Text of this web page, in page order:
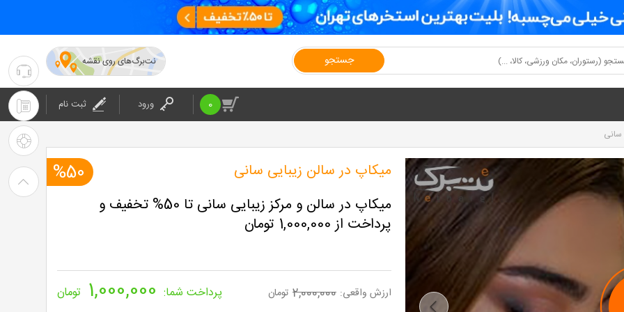
جستجو نت‌برگ‌های روی نقشه
0 ورود ثبت نام
سانی
%50
میکاپ در سالن زیبایی سانی
میکاپ در سالن و مرکز زیبایی سانی تا 50% تخفیف و
پرداخت از 1,000,000 تومان
ارزش واقعی: 2,000,000 تومان پرداخت شما: 1,000,000 تومان
۰۲۱-۴۲۰۲۴
:
پشتیبانی
۰۲۱-۴۲۰۲۴
: شرکت
راهنمای
خرید